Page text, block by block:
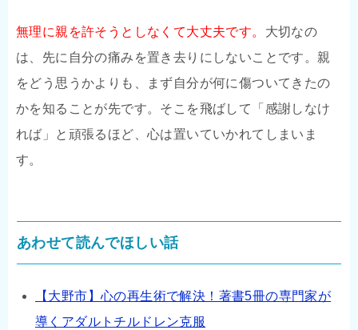
無理に親を許そうとしなくて大丈夫です。 大切なの
は、先に自分の痛みを置き去りにしないことです。親
をどう思うかよりも、まず自分が何に傷ついてきたの
かを知ることが先です。そこを飛ばして「感謝しなけ
れば」と頑張るほど、心は置いていかれてしまいま
す。
あわせて読んでほしい話
【大野市】心の再生術で解決！著書5冊の専門家が
導くアダルトチルドレン克服